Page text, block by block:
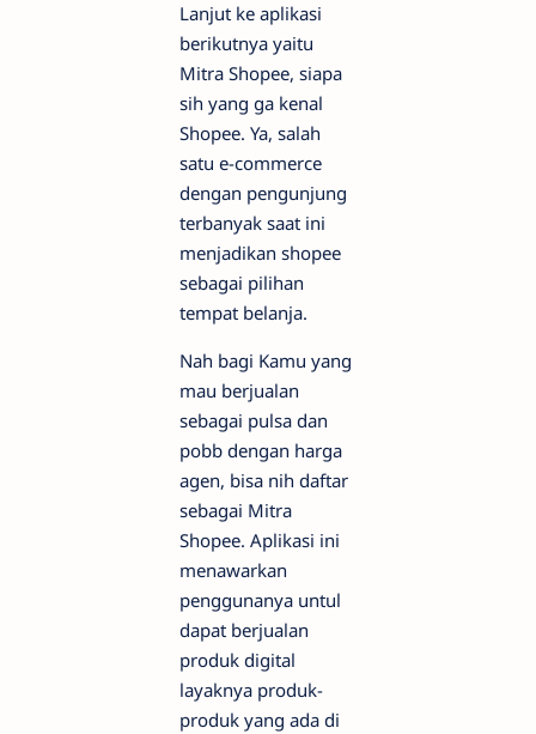
Lanjut ke aplikasi
berikutnya yaitu
Mitra Shopee, siapa
sih yang ga kenal
Shopee. Ya, salah
satu e-commerce
dengan pengunjung
terbanyak saat ini
menjadikan shopee
sebagai pilihan
tempat belanja.
Nah bagi Kamu yang
mau berjualan
sebagai pulsa dan
pobb dengan harga
agen, bisa nih daftar
sebagai Mitra
Shopee. Aplikasi ini
menawarkan
penggunanya untul
dapat berjualan
produk digital
layaknya produk-
produk yang ada di